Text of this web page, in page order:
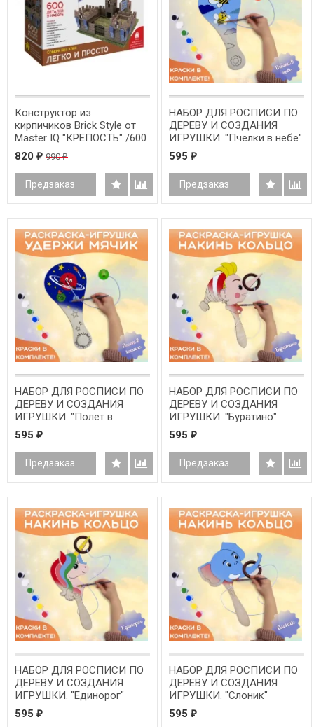
Конструктор из
кирпичиков Brick Style от
Master IQ "КРЕПОСТЬ" /600
деталей/
820 ₽ 990₽
Предзаказ
НАБОР ДЛЯ РОСПИСИ ПО
ДЕРЕВУ И СОЗДАНИЯ
ИГРУШКИ. "Пчелки в небе"
595 ₽
Предзаказ
НАБОР ДЛЯ РОСПИСИ ПО
ДЕРЕВУ И СОЗДАНИЯ
ИГРУШКИ. "Полет в
космос"
595 ₽
Предзаказ
НАБОР ДЛЯ РОСПИСИ ПО
ДЕРЕВУ И СОЗДАНИЯ
ИГРУШКИ. "Буратино"
595 ₽
Предзаказ
НАБОР ДЛЯ РОСПИСИ ПО
ДЕРЕВУ И СОЗДАНИЯ
ИГРУШКИ. "Единорог"
595 ₽
НАБОР ДЛЯ РОСПИСИ ПО
ДЕРЕВУ И СОЗДАНИЯ
ИГРУШКИ. "Слоник"
595 ₽